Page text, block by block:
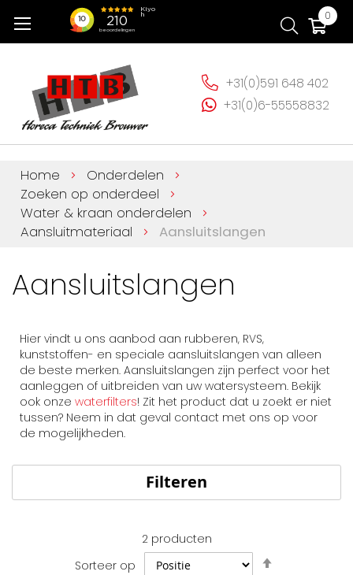
naar
0
+31(0)591 648 402
+31(0)6-55558832
Home
Onderdelen
Zoeken op onderdeel
Water & kraan onderdelen
Aansluitmateriaal
Aansluitslangen
Aansluitslangen
Hier vindt u ons aanbod aan rubberen, RVS,
kunststoffen- en speciale aansluitslangen van alleen
de beste merken. Aansluitslangen zijn perfect voor het
aanleggen of uitbreiden van uw watersysteem. Bekijk
ook onze waterfilters! Zit het product dat u zoekt er niet
tussen? Neem in dat geval contact met ons op voor
de mogelijkheden.
Filteren
2producten
Sorteer op